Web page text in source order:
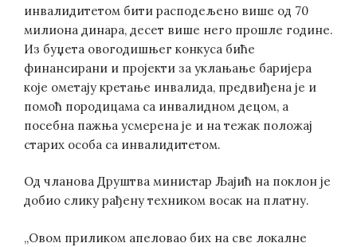
инвалидитетом бити расподељено више од 70
милиона динара, десет више него прошле године.
Из буџета овогодишњег конкуса биће
финансирани и пројекти за уклањање баријера
које ометају кретање инвалида, предвиђена је и
помоћ породицама са инвалидном децом, а
посебна пажња усмерена је и на тежак положај
старих особа са инвалидитетом.
Од чланова Друштва министар Љајић на поклон је
добио слику рађену техником восак на платну.
„Овом приликом апеловао бих на све локалне